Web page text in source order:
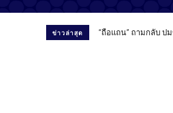
ข่าวล่าสุด “ถือแถน” ถามกลับ ป